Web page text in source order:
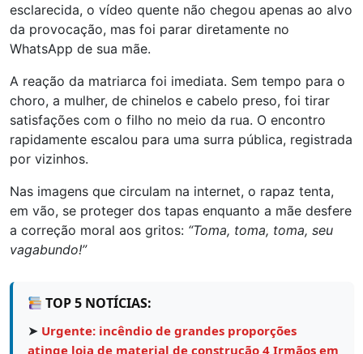
esclarecida, o vídeo quente não chegou apenas ao alvo
da provocação, mas foi parar diretamente no
WhatsApp de sua mãe.
A reação da matriarca foi imediata. Sem tempo para o
choro, a mulher, de chinelos e cabelo preso, foi tirar
satisfações com o filho no meio da rua. O encontro
rapidamente escalou para uma surra pública, registrada
por vizinhos.
Nas imagens que circulam na internet, o rapaz tenta,
em vão, se proteger dos tapas enquanto a mãe desfere
a correção moral aos gritos: “Toma, toma, toma, seu
vagabundo!”
TOP 5 NOTÍCIAS:
➤ Urgente: incêndio de grandes proporções
atinge loja de material de construção 4 Irmãos em